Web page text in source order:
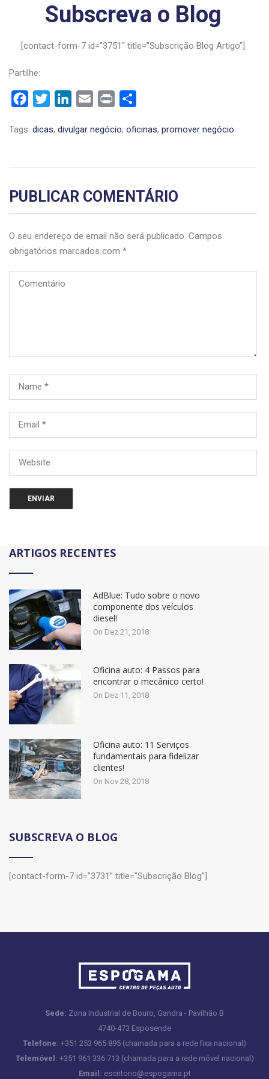
Subscreva o Blog
[contact-form-7 id=”3751″ title=”Subscrição Blog Artigo”]
Partilhe:
FacebookTwitterLinkedIn
Email Print
Tags: dicas, divulgar negócio, oficinas, promover negócio
PUBLICAR COMENTÁRIO
O seu endereço de email não será publicado. Campos
obrigatórios marcados com *
ARTIGOS RECENTES
AdBlue: Tudo sobre o novo
componente dos veículos
diesel!
On Dez 21, 2018
Oficina auto: 4 Passos para
encontrar o mecânico certo!
On Dez 11, 2018
Oficina auto: 11 Serviços
fundamentais para fidelizar
clientes!
On Nov 28, 2018
SUBSCREVA O BLOG
[contact-form-7 id="3731" title="Subscrição Blog"]
Sede: Zona Industrial de Bouro, Gandra - Pavilhão B
4740-473 Esposende
Telefone: +351 253 965 895 (chamada para a rede fixa nacional)
Telemóvel: +351 961 336 713 (chamada para a rede móvel nacional)
Email: escritorio@espogama.pt